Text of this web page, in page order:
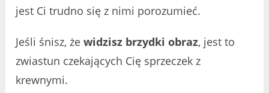
jest Ci trudno się z nimi porozumieć.
Jeśli śnisz, że widzisz brzydki obraz, jest to
zwiastun czekających Cię sprzeczek z
krewnymi.